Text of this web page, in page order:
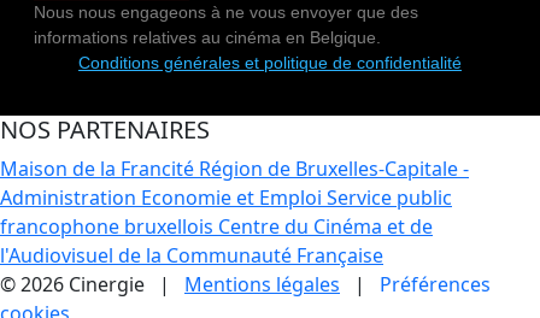
Nous nous engageons à ne vous envoyer que des
informations relatives au cinéma en Belgique.
Conditions générales et politique de confidentialité
NOS PARTENAIRES
Maison de la Francité Région de Bruxelles-Capitale -
Administration Economie et Emploi Service public
francophone bruxellois Centre du Cinéma et de
l'Audiovisuel de la Communauté Française
© 2026 Cinergie | Mentions légales | Préférences
cookies